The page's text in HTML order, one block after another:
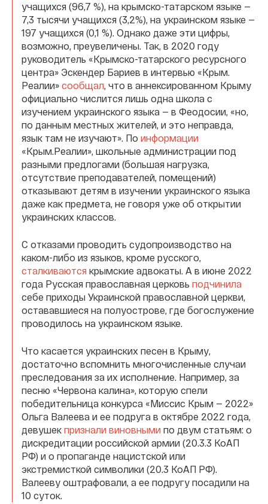
учащихся (96,7 %), на крымско-татарском языке —
7,3 тысячи учащихся (3,2%), на украинском языке —
197 учащихся (0,1 %). Однако даже эти цифры,
возможно, преувеличены. Так, в 2020 году
руководитель «Крымско-татарского ресурсного
центра» Эскендер Бариев в интервью «Крым.
Реалии» сообщал, что в аннексированном Крыму
официально числится лишь одна школа с
изучением украинского языка — в Феодосии, «но,
по данным местных жителей, и это неправда,
язык там не изучают». По информации
«Крым.Реалии», школьные администрации под
разными предлогами (большая нагрузка,
отсутствие преподавателей, помещений)
отказывают детям в изучении украинского языка
даже как предмета, не говоря уже об открытии
украинских классов.
С отказами проводить судопроизводство на
каком-либо из языков, кроме русского,
сталкиваются крымские адвокаты. А в июне 2022
года Русская православная церковь подчинила
себе приходы Украинской православной церкви,
остававшиеся на полуострове, где богослужение
проводилось на украинском языке.
Что касается украинских песен в Крыму,
достаточно вспомнить многочисленные случаи
преследования за их исполнение. Например, за
песню «Червона калина», которую спели
победительница конкурса «Миссис Крым — 2022»
Ольга Валеева и ее подруга в октябре 2022 года,
девушек признали виновными по двум статьям: о
дискредитации российской армии (20.3.3 КоАП
РФ) и о пропаганде нацистской или
экстремисткой символики (20.3 КоАП РФ).
Валееву оштрафовали, а ее подругу посадили на
10 суток.